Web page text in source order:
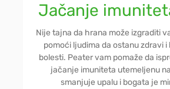
Bez glutena
Jednostavna
Prilagodite
Jačanje
Nije tajna da hrana može izgraditi
pomoći ljudima da ostanu zdravi i
bolesti. Peater vam pomaže da
jačanje imuniteta utemeljenu
smanjuje upalu i bogata je